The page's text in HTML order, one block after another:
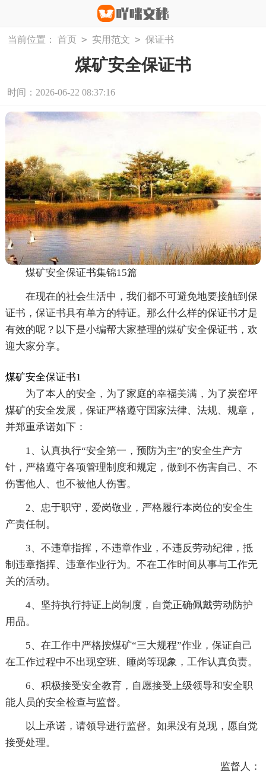
当前位置： 首页 > 实用范文 > 保证书
煤矿安全保证书
时间：2026-06-22 08:37:16
煤矿安全保证书集锦15篇
在现在的社会生活中，我们都不可避免地要接触到保
证书，保证书具有单方的特证。那么什么样的保证书才是
有效的呢？以下是小编帮大家整理的煤矿安全保证书，欢
迎大家分享。
煤矿安全保证书1
为了本人的安全，为了家庭的幸福美满，为了炭窑坪
煤矿的安全发展，保证严格遵守国家法律、法规、规章，
并郑重承诺如下：
1、认真执行“安全第一，预防为主”的安全生产方
针，严格遵守各项管理制度和规定，做到不伤害自己、不
伤害他人、也不被他人伤害。
2、忠于职守，爱岗敬业，严格履行本岗位的安全生
产责任制。
3、不违章指挥，不违章作业，不违反劳动纪律，抵
制违章指挥、违章作业行为。不在工作时间从事与工作无
关的活动。
4、坚持执行持证上岗制度，自觉正确佩戴劳动防护
用品。
5、在工作中严格按煤矿“三大规程”作业，保证自己
在工作过程中不出现空班、睡岗等现象，工作认真负责。
6、积极接受安全教育，自愿接受上级领导和安全职
能人员的安全检查与监督。
以上承诺，请领导进行监督。如果没有兑现，愿自觉
接受处理。
监督人：